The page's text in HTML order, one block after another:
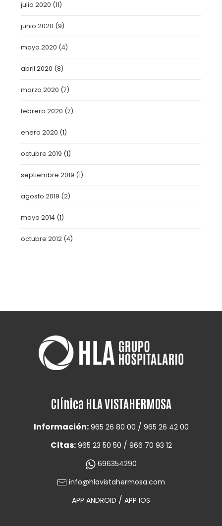
julio 2020 (11)
junio 2020 (9)
mayo 2020 (4)
abril 2020 (8)
marzo 2020 (7)
febrero 2020 (7)
enero 2020 (1)
octubre 2019 (1)
septiembre 2019 (1)
agosto 2019 (2)
mayo 2014 (1)
octubre 2012 (4)
Clínica HLA VISTAHERMOSA
Información: 965 26 80 00 / 965 26 42 00
Citas: 965 23 50 50 / 966 70 93 12
696354290
info@hlavistahermosa.com
APP ANDROID / APP IOS